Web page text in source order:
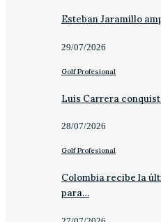
Esteban Jaramillo
29/07/2026
Golf Profesional
Luis Carrera
28/07/2026
Golf Profesional
Colombia recibe la
para…